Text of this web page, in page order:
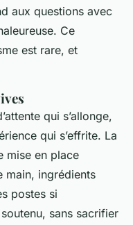
aux questions avec
Ce
est rare, et
qui s’allonge,
qui s’effrite. La
mise en place
main, ingrédients
postes si
sans sacrifier